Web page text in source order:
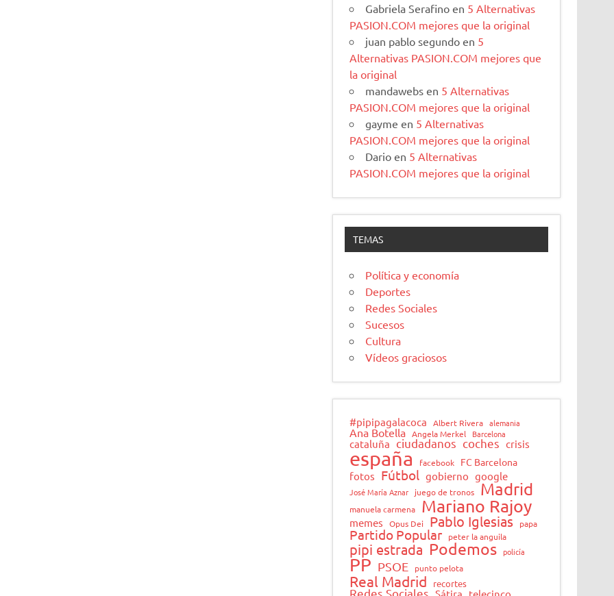
Gabriela Serafino en 5 Alternativas
PASION.COM mejores que la original
juan pablo segundo en 5
Alternativas PASION.COM mejores que
la original
mandawebs en 5 Alternativas
PASION.COM mejores que la original
gayme en 5 Alternativas
PASION.COM mejores que la original
Dario en 5 Alternativas
PASION.COM mejores que la original
TEMAS
Política y economía
Deportes
Redes Sociales
Sucesos
Cultura
Vídeos graciosos
#pipipagalacoca Albert Rivera alemania
Ana Botella Angela Merkel Barcelona
cataluña ciudadanos coches crisis
españa facebook FC Barcelona
fotos Fútbol gobierno google
José María Aznar juego de tronos Madrid
manuela carmena Mariano Rajoy
memes Opus Dei Pablo Iglesias papa
Partido Popular peter la anguila
pipi estrada Podemos policía
PP PSOE punto pelota
Real Madrid recortes